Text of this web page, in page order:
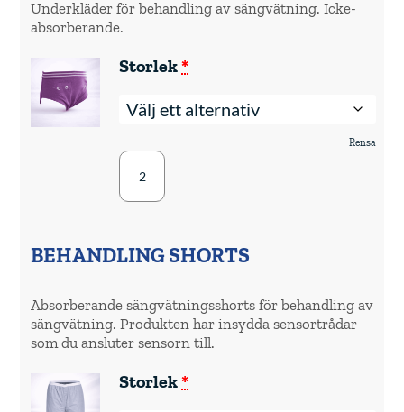
Underkläder för behandling av sängvätning. Icke-
absorberande.
Storlek(för
Pjama
Underkläder
*
Rensa
Pjama
DryGuardians
Underkläder
Underbyxor
mängd
BEHANDLING SHORTS
Absorberande sängvätningsshorts för behandling av
sängvätning. Produkten har insydda sensortrådar
som du ansluter sensorn till.
Storlek(för
Pjama
*